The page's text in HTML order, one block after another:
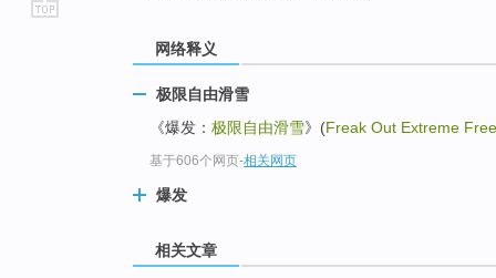
网络释义
极限自由滑雪
《爆发： 极限自由滑雪》(Freak Out Extreme
基于606个网页-相关网页
爆发
相关文章